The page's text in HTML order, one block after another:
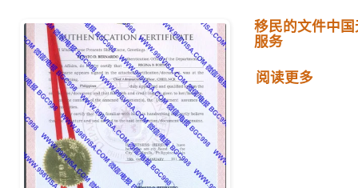
移民的文件中
服务
阅读更多